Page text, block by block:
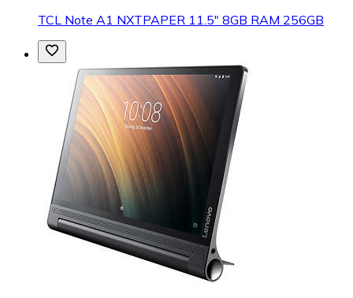
TCL Note A1 NXTPAPER 11.5" 8GB RAM 256GB